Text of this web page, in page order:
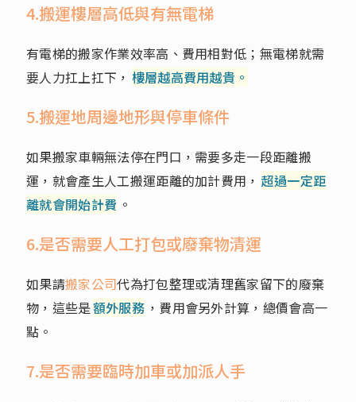
4.搬運樓層高低與有無電梯
有電梯的搬家作業效率高、費用相對低；無電梯就需
要人力扛上扛下， 樓層越高費用越貴。
5.搬運地周邊地形與停車條件
如果搬家車輛無法停在門口，需要多走一段距離搬
運，就會產生人工搬運距離的加計費用， 超過一定距
離就會開始計費 。
6.是否需要人工打包或廢棄物清運
如果請搬家公司代為打包整理或清理舊家留下的廢棄
物，這些是額外服務 ，費用會另外計算，總價會高一
點。
7.是否需要臨時加車或加派人手